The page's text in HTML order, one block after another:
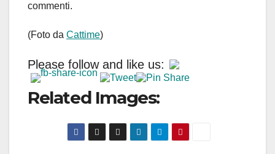
commenti.
(Foto da Cattime)
Please follow and like us:
Related Images: